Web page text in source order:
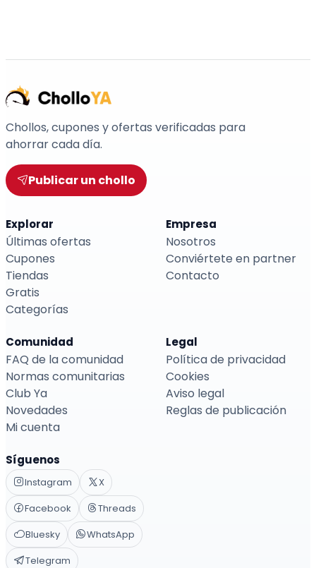
Chollos, cupones y ofertas verificadas para
ahorrar cada día.
Publicar un chollo
Explorar
Últimas ofertas
Cupones
Tiendas
Gratis
Categorías
Empresa
Nosotros
Conviértete en partner
Contacto
Comunidad
FAQ de la comunidad
Normas comunitarias
Club Ya
Novedades
Mi cuenta
Legal
Política de privacidad
Cookies
Aviso legal
Reglas de publicación
Síguenos
Instagram
X
Facebook
Threads
Bluesky
WhatsApp
Telegram